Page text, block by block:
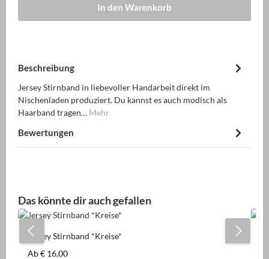
In den Warenkorb
Beschreibung
Jersey Stirnband in liebevoller Handarbeit direkt im
Nischenladen produziert. Du kannst es auch modisch als
Haarband tragen… Mehr
Bewertungen
Produktgalerie überspringen
Das könnte dir auch gefallen
Jersey Stirnband *Kreise*
Regulärer Preis:
Ab€ 16,00